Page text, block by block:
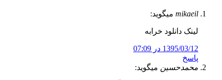
mikaeil میگوید:
لینک دانلود خرابه
1395/03/12 در 07:09
پاسخ
محمدحسین میگوید: